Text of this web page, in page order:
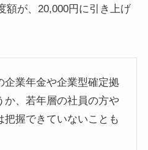
額が、20,000円に引き上げ
企業年金や企業型確定拠
か、若年層の社員の方や
把握できていないことも